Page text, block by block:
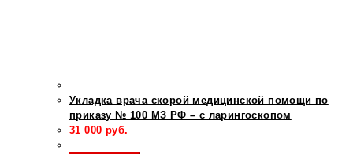
Укладка врача скорой медицинской помощи по
приказу № 100 МЗ РФ – с ларингоскопом
31 000 руб.